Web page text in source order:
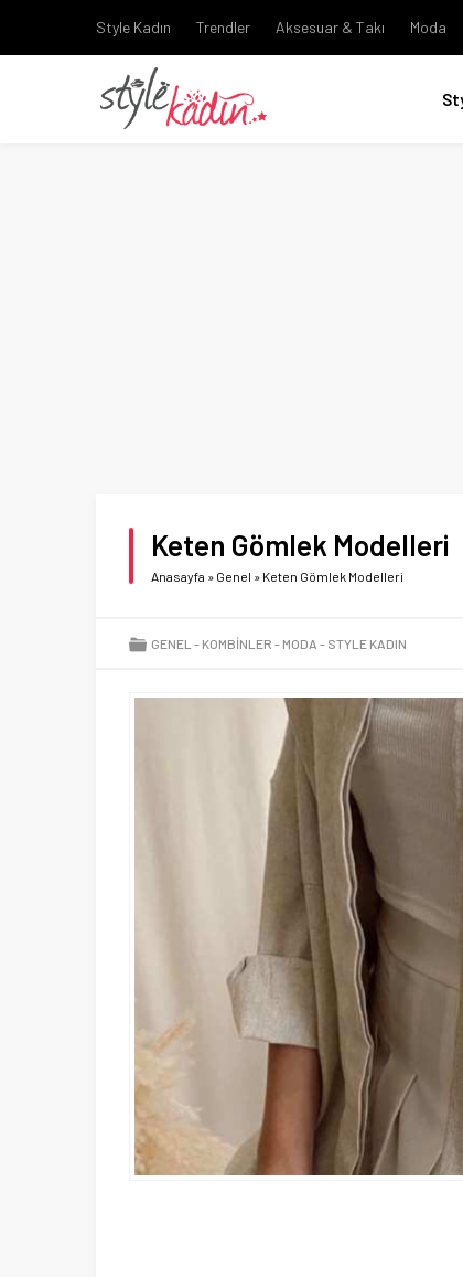
Style Kadın Trendler Aksesuar & Takı Moda
Keten Gömlek Modelleri
Anasayfa » Genel » Keten Gömlek Modelleri
GENEL KOMBINLER MODA STYLE KADIN